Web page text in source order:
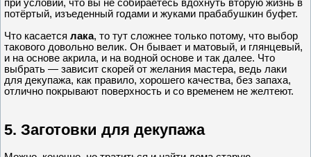
при условии, что вы не собираетесь вдохнуть вторую жизнь в
потёртый, изъеденный годами и жуками прабабушкин буфет.
Что касается лака, то тут сложнее только потому, что выбор
такового довольно велик. Он бывает и матовый, и глянцевый,
и на основе акрила, и на водной основе и так далее. Что
выбрать — зависит скорей от желания мастера, ведь лаки
для декупажа, как правило, хорошего качества, без запаха,
отлично покрывают поверхность и со временем не желтеют.
5. Заготовки для декупажа